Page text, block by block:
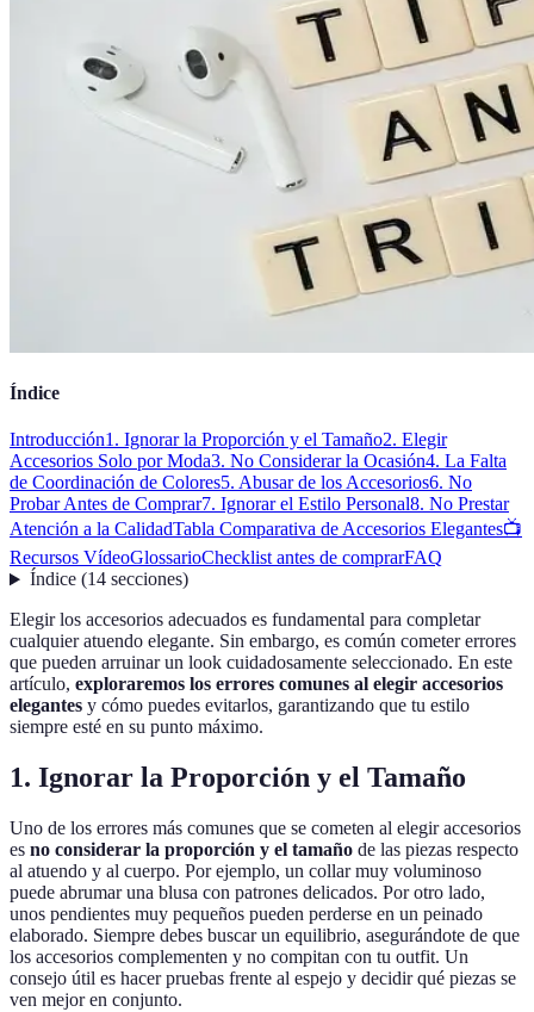
Índice
Introducción1. Ignorar la Proporción y el Tamaño2. Elegir
Accesorios Solo por Moda3. No Considerar la Ocasión4. La Falta
de Coordinación de Colores5. Abusar de los Accesorios6. No
Probar Antes de Comprar7. Ignorar el Estilo Personal8. No Prestar
Atención a la CalidadTabla Comparativa de Accesorios Elegantes📺
Recursos VídeoGlossarioChecklist antes de comprarFAQ
Índice(14 secciones)
Elegir los accesorios adecuados es fundamental para completar
cualquier atuendo elegante. Sin embargo, es común cometer errores
que pueden arruinar un look cuidadosamente seleccionado. En este
artículo, exploraremos los errores comunes al elegir accesorios
elegantes y cómo puedes evitarlos, garantizando que tu estilo
siempre esté en su punto máximo.
1. Ignorar la Proporción y el Tamaño
Uno de los errores más comunes que se cometen al elegir accesorios
es no considerar la proporción y el tamaño de las piezas respecto
al atuendo y al cuerpo. Por ejemplo, un collar muy voluminoso
puede abrumar una blusa con patrones delicados. Por otro lado,
unos pendientes muy pequeños pueden perderse en un peinado
elaborado. Siempre debes buscar un equilibrio, asegurándote de que
los accesorios complementen y no compitan con tu outfit. Un
consejo útil es hacer pruebas frente al espejo y decidir qué piezas se
ven mejor en conjunto.